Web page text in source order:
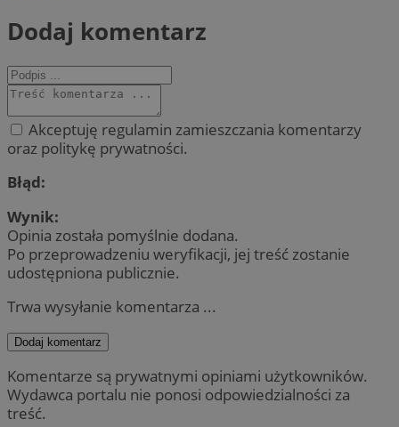
Dodaj komentarz
Akceptuję regulamin zamieszczania komentarzy
oraz politykę prywatności.
Błąd:
Wynik:
Opinia została pomyślnie dodana.
Po przeprowadzeniu weryfikacji, jej treść zostanie
udostępniona publicznie.
Trwa wysyłanie komentarza ...
Dodaj komentarz
Komentarze są prywatnymi opiniami użytkowników.
Wydawca portalu nie ponosi odpowiedzialności za
treść.